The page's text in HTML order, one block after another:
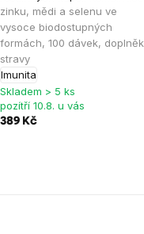
zinku, mědi a selenu ve
vysoce biodostupných
formách, 100 dávek, doplněk
stravy
Imunita
Skladem > 5 ks
pozítří 10.8. u vás
389 Kč